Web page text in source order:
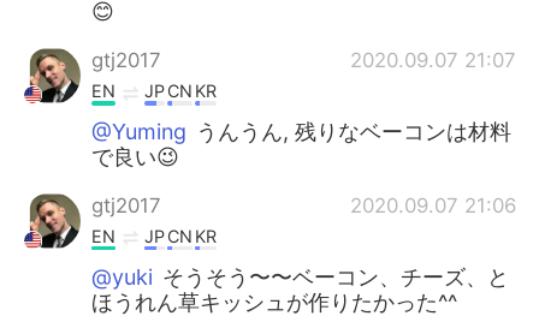
😊
gtj2017 2020.09.07 21:07
EN JPCN KR
@Yuming うんうん, 残りなベーコンは材料
で良い😉
gtj2017 2020.09.07 21:06
EN JPCN KR
@yuki そうそう〜〜ベーコン、チーズ、と
ほうれん草キッシュが作りたかった^^